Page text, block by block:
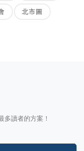
北市圖
讀者的方案！